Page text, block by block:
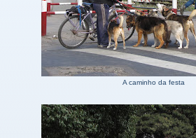
A caminho da festa